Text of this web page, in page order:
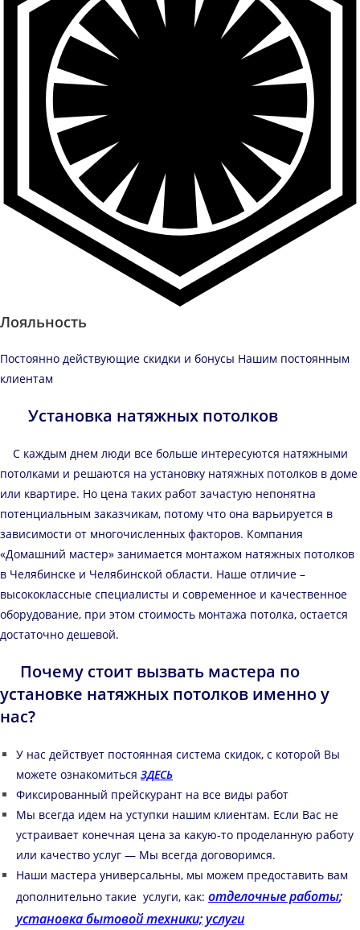
Лояльность
Постоянно действующие скидки и бонусы Нашим постоянным
клиентам
Установка натяжных потолков
С каждым днем люди все больше интересуются натяжными
потолками и решаются на установку натяжных потолков в доме
или квартире. Но цена таких работ зачастую непонятна
потенциальным заказчикам, потому что она варьируется в
зависимости от многочисленных факторов. Компания
«Домашний мастер» занимается монтажом натяжных потолков
в Челябинске и Челябинской области. Наше отличие –
высококлассные специалисты и современное и качественное
оборудование, при этом стоимость монтажа потолка, остается
достаточно дешевой.
Почему стоит вызвать мастера по
установке натяжных потолков именно у
нас?
У нас действует постоянная система скидок, с которой Вы
можете ознакомиться ЗДЕСЬ
Фиксированный прейскурант на все виды работ
Мы всегда идем на уступки нашим клиентам. Если Вас не
устраивает конечная цена за какую-то проделанную работу
или качество услуг — Мы всегда договоримся.
Наши мастера универсальны, мы можем предоставить вам
дополнительно такие услуги, как: отделочные работы;
установка бытовой техники;услуги